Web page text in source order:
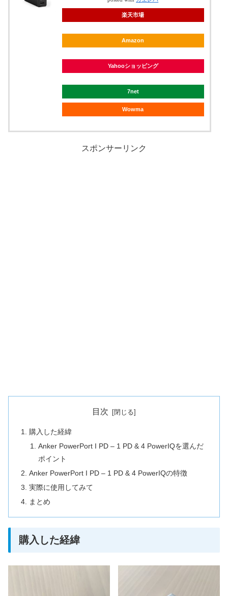
楽天市場
Amazon
Yahooショッピング
7net
Wowma
スポンサーリンク
目次
購入した経緯
Anker PowerPort I PD – 1 PD & 4 PowerIQを選んだ
ポイント
Anker PowerPort I PD – 1 PD & 4 PowerIQの特徴
実際に使用してみて
まとめ
購入した経緯